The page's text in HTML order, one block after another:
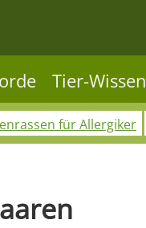
Tier-Wissen
für Allergiker